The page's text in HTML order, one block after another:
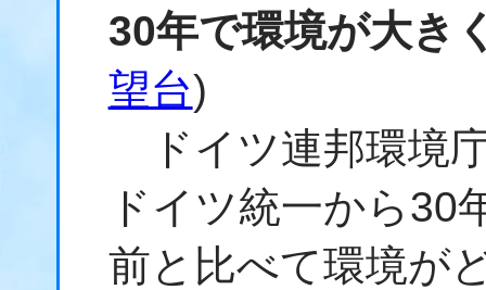
30年で環境が大き
望台)
ドイツ連邦環境
ドイツ統一から30
前と比べて環境が